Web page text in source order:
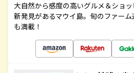
大自然から感度の高いグルメ＆ショ
新発見があるマウイ島。旬のファー
も満載！